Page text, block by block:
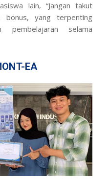
lain, “Jangan takut
bonus, yang terpenting
pembelajaran selama
EA